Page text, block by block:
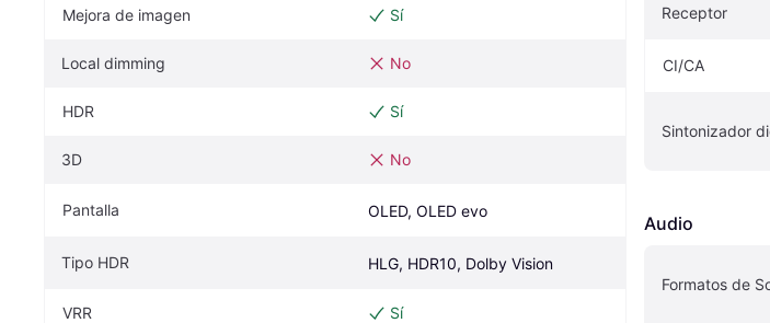
Mejora de imagen Sí
Local dimming No
HDR Sí
3D No
Pantalla OLED, OLED evo
Tipo HDR HLG, HDR10, Dolby Vision
VRR Sí
Receptor
CI/CA
Sintonizador
Audio
Formatos de